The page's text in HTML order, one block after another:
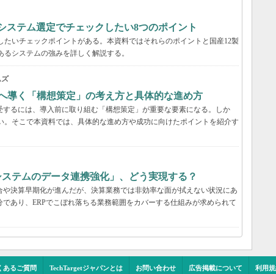
ステム選定でチェックしたい8つのポイント
いチェックポイントがある。本資料ではそれらのポイントと国産12製
システムの強みを詳しく解説する。
導く「構想策定」の考え方と具体的な進め方
るには、導入前に取り組む「構想策定」が重要な要素になる。しか
。そこで本資料では、具体的な進め方や成功に向けたポイントを紹介す
テムのデータ連携強化」、どう実現する？
決算早期化が進んだが、決算業務では非効率な面が拭えない状況にあ
あり、ERPでこぼれ落ちる業務範囲をカバーする仕組みが求められて
あるご質問 TechTargetジャパンとは お問い合わせ 広告掲載について 利用